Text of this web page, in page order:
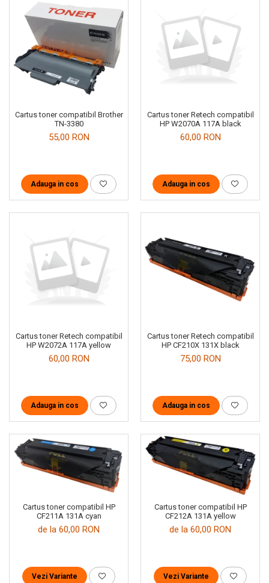
Cartus toner compatibil Brother
TN-3380
55,00 RON
Adauga in cos
Cartus toner Retech compatibil
HP W2070A 117A black
60,00 RON
Adauga in cos
Cartus toner Retech compatibil
HP W2072A 117A yellow
60,00 RON
Adauga in cos
Cartus toner Retech compatibil
HP CF210X 131X black
75,00 RON
Adauga in cos
Cartus toner compatibil HP
CF211A 131A cyan
de la 60,00 RON
Vezi Variante
Cartus toner compatibil HP
CF212A 131A yellow
de la 60,00 RON
Vezi Variante